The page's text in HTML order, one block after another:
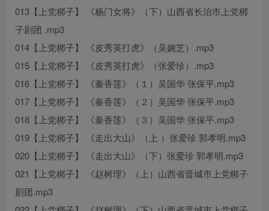
013【上党梆子】 《杨门女将》（下）山西省长治市上党梆
子剧团 .mp3
014【上党梆子】 《皮秀英打虎》（吴婉芝）.mp3
015【上党梆子】 《皮秀英打虎》（张爱珍）.mp3
016【上党梆子】 《秦香莲》（１）吴国华 张保平.mp3
017【上党梆子】 《秦香莲》（２）吴国华 张保平.mp3
018【上党梆子】 《秦香莲》（３）吴国华 张保平.mp3
019【上党梆子】 《走出大山》（上 ）张爱珍 郭孝明.mp3
020【上党梆子】 《走出大山》（下）张爱珍 郭孝明.mp3
021【上党梆子】 《赵树理》（上）山西省晋城市上党梆子
剧团.mp3